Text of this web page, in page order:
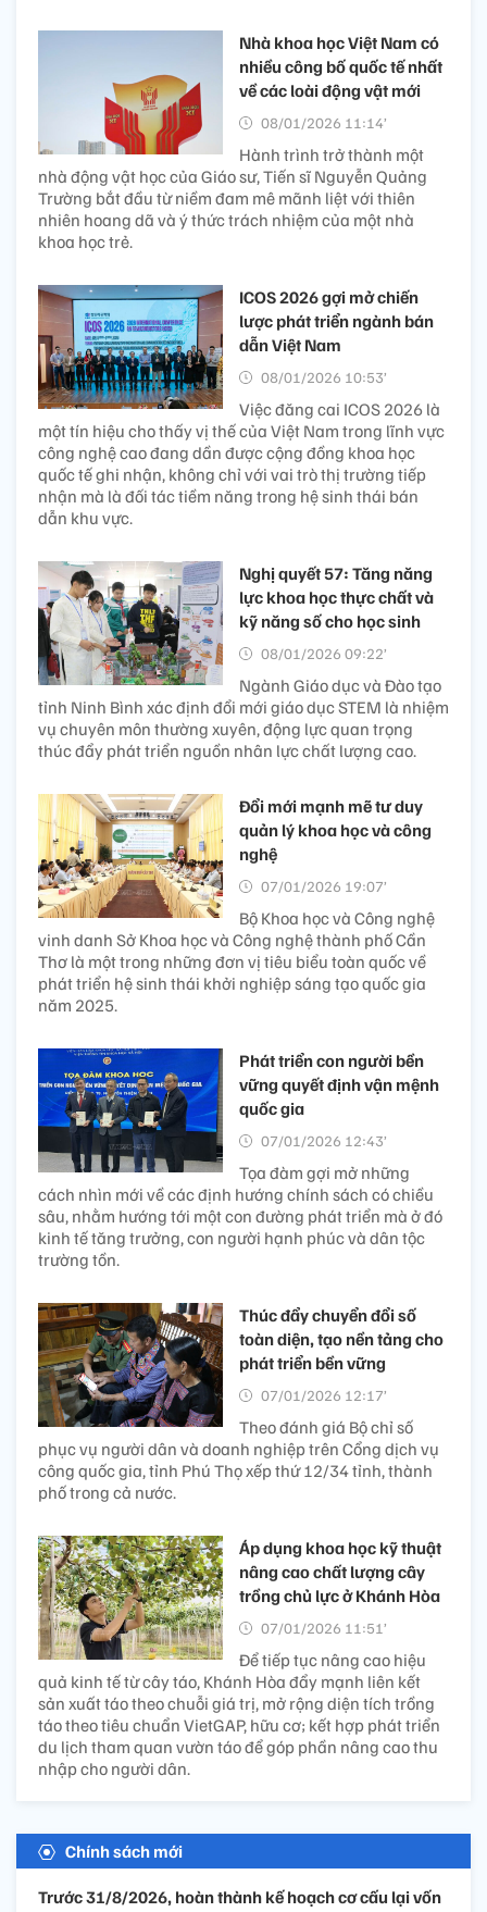
Nhà khoa học Việt Nam có
nhiều công bố quốc tế nhất
về các loài động vật mới ​
08/01/2026 11:14’
Hành trình trở thành một
nhà động vật học của Giáo sư, Tiến sĩ Nguyễn Quảng
Trường bắt đầu từ niềm đam mê mãnh liệt với thiên
nhiên hoang dã và ý thức trách nhiệm của một nhà
khoa học trẻ.
ICOS 2026 gợi mở chiến
lược phát triển ngành bán
dẫn Việt Nam
08/01/2026 10:53’
Việc đăng cai ICOS 2026 là
một tín hiệu cho thấy vị thế của Việt Nam trong lĩnh vực
công nghệ cao đang dần được cộng đồng khoa học
quốc tế ghi nhận, không chỉ với vai trò thị trường tiếp
nhận mà là đối tác tiềm năng trong hệ sinh thái bán
dẫn khu vực.
Nghị quyết 57: Tăng năng
lực khoa học thực chất và
kỹ năng số cho học sinh
08/01/2026 09:22’
Ngành Giáo dục và Đào tạo
tỉnh Ninh Bình xác định đổi mới giáo dục STEM là nhiệm
vụ chuyên môn thường xuyên, động lực quan trọng
thúc đẩy phát triển nguồn nhân lực chất lượng cao.
Đổi mới mạnh mẽ tư duy
quản lý khoa học và công
nghệ
07/01/2026 19:07’
Bộ Khoa học và Công nghệ
vinh danh Sở Khoa học và Công nghệ thành phố Cần
Thơ là một trong những đơn vị tiêu biểu toàn quốc về
phát triển hệ sinh thái khởi nghiệp sáng tạo quốc gia
năm 2025.
Phát triển con người bền
vững quyết định vận mệnh
quốc gia
07/01/2026 12:43’
Tọa đàm gợi mở những
cách nhìn mới về các định hướng chính sách có chiều
sâu, nhằm hướng tới một con đường phát triển mà ở đó
kinh tế tăng trưởng, con người hạnh phúc và dân tộc
trường tồn.
Thúc đẩy chuyển đổi số
toàn diện, tạo nền tảng cho
phát triển bền vững
07/01/2026 12:17’
Theo đánh giá Bộ chỉ số
phục vụ người dân và doanh nghiệp trên Cổng dịch vụ
công quốc gia, tỉnh Phú Thọ xếp thứ 12/34 tỉnh, thành
phố trong cả nước.
Áp dụng khoa học kỹ thuật
nâng cao chất lượng cây
trồng chủ lực ở Khánh Hòa
07/01/2026 11:51’
Để tiếp tục nâng cao hiệu
quả kinh tế từ cây táo, Khánh Hòa đẩy mạnh liên kết
sản xuất táo theo chuỗi giá trị, mở rộng diện tích trồng
táo theo tiêu chuẩn VietGAP, hữu cơ; kết hợp phát triển
du lịch tham quan vườn táo để góp phần nâng cao thu
nhập cho người dân.
Chính sách mới
Trước 31/8/2026, hoàn thành kế hoạch cơ cấu lại vốn